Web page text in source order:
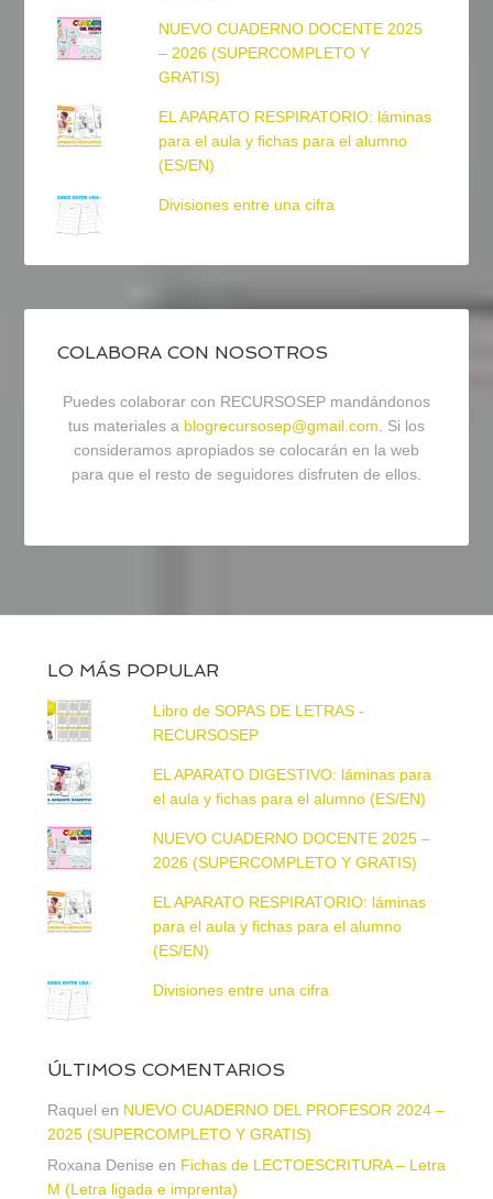
NUEVO CUADERNO DOCENTE 2025
– 2026 (SUPERCOMPLETO Y
GRATIS)
EL APARATO RESPIRATORIO: láminas
para el aula y fichas para el alumno
(ES/EN)
Divisiones entre una cifra
COLABORA CON NOSOTROS
Puedes colaborar con RECURSOSEP mandándonos
tus materiales a blogrecursosep@gmail.com. Si los
consideramos apropiados se colocarán en la web
para que el resto de seguidores disfruten de ellos.
LO MÁS POPULAR
Libro de SOPAS DE LETRAS -
RECURSOSEP
EL APARATO DIGESTIVO: láminas para
el aula y fichas para el alumno (ES/EN)
NUEVO CUADERNO DOCENTE 2025 –
2026 (SUPERCOMPLETO Y GRATIS)
EL APARATO RESPIRATORIO: láminas
para el aula y fichas para el alumno
(ES/EN)
Divisiones entre una cifra
ÚLTIMOS COMENTARIOS
Raquel en NUEVO CUADERNO DEL PROFESOR 2024 –
2025 (SUPERCOMPLETO Y GRATIS)
Roxana Denise en Fichas de LECTOESCRITURA – Letra
M (Letra ligada e imprenta)